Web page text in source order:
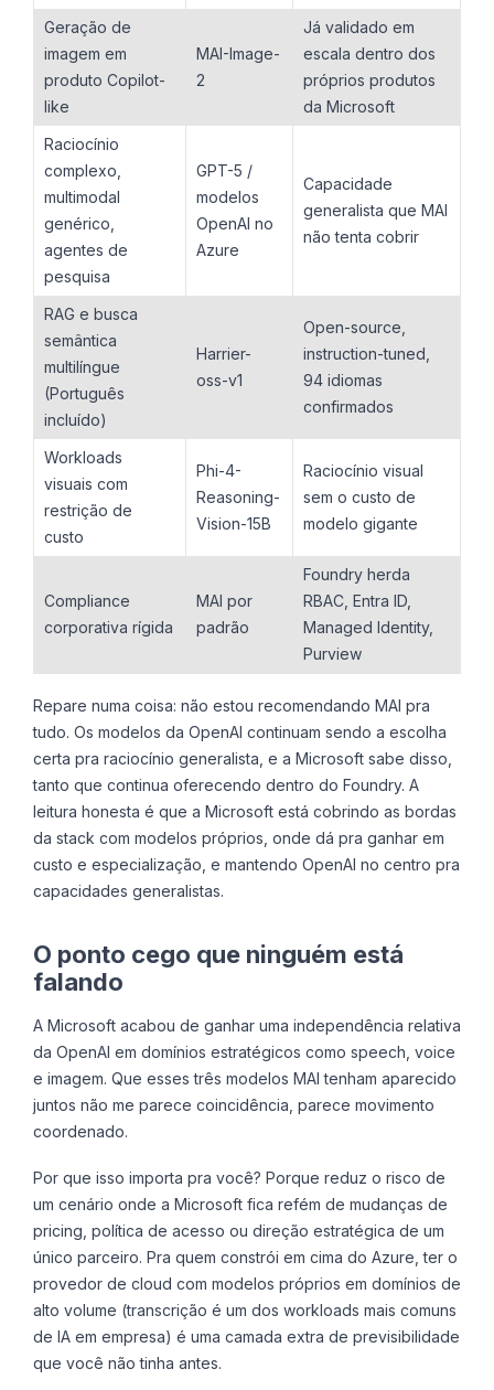
Geração de
imagem em
produto Copilot-
like
MAI-Image-
2
Já validado em
escala dentro dos
próprios produtos
da Microsoft
Raciocínio
complexo,
multimodal
genérico,
agentes de
pesquisa
GPT-5 /
modelos
OpenAI no
Azure
Capacidade
generalista que MAI
não tenta cobrir
RAG e busca
semântica
multilíngue
(Português
incluído)
Harrier-
oss-v1
Open-source,
instruction-tuned,
94 idiomas
confirmados
Workloads
visuais com
restrição de
custo
Phi-4-
Reasoning-
Vision-15B
Raciocínio visual
sem o custo de
modelo gigante
Compliance
corporativa rígida
MAI por
padrão
Foundry herda
RBAC, Entra ID,
Managed Identity,
Purview
Repare numa coisa: não estou recomendando MAI pra
tudo. Os modelos da OpenAI continuam sendo a escolha
certa pra raciocínio generalista, e a Microsoft sabe disso,
tanto que continua oferecendo dentro do Foundry. A
leitura honesta é que a Microsoft está cobrindo as bordas
da stack com modelos próprios, onde dá pra ganhar em
custo e especialização, e mantendo OpenAI no centro pra
capacidades generalistas.
O ponto cego que ninguém está
falando
A Microsoft acabou de ganhar uma independência relativa
da OpenAI em domínios estratégicos como speech, voice
e imagem. Que esses três modelos MAI tenham aparecido
juntos não me parece coincidência, parece movimento
coordenado.
Por que isso importa pra você? Porque reduz o risco de
um cenário onde a Microsoft fica refém de mudanças de
pricing, política de acesso ou direção estratégica de um
único parceiro. Pra quem constrói em cima do Azure, ter o
provedor de cloud com modelos próprios em domínios de
alto volume (transcrição é um dos workloads mais comuns
de IA em empresa) é uma camada extra de previsibilidade
que você não tinha antes.